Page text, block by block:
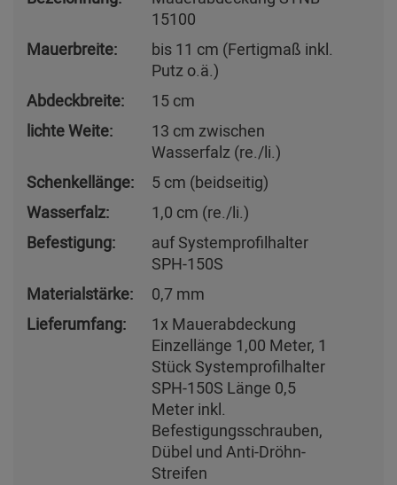
15100
Mauerbreite:
bis 11 cm (Fertigmaß inkl.
Putz o.ä.)
Abdeckbreite:
15 cm
lichte Weite:
13 cm zwischen
Wasserfalz (re./li.)
Schenkellänge:
5 cm (beidseitig)
Wasserfalz:
1,0 cm (re./li.)
Befestigung:
auf Systemprofilhalter
SPH-150S
Materialstärke:
0,7 mm
Lieferumfang:
1x Mauerabdeckung
Einzellänge 1,00 Meter, 1
Stück Systemprofilhalter
SPH-150S Länge 0,5
Meter inkl.
Befestigungsschrauben,
Dübel und Anti-Dröhn-
Streifen